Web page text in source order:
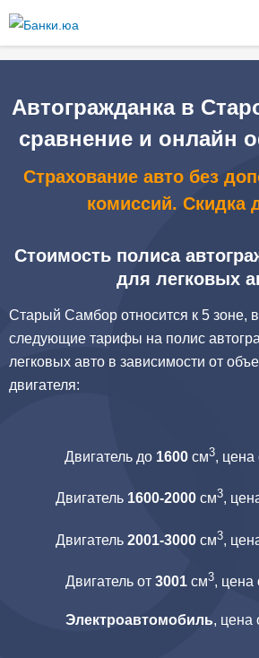
содержанию
Автогражданка в
сравнение и онлайн
Страхование авто без
комиссий. Скидка
Стоимость полиса
для легковых
Старый Самбор относится к 5 зоне,
следующие тарифы на полис
легковых авто в зависимости от
двигателя:
Двигатель до 1600см3, цена
Двигатель 1600-2000 см3,
Двигатель 2001-3000 см3,
Двигатель от 3001см3, цена
Электроавтомобиль, цена